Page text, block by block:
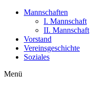
Mannschaften
I. Mannschaft
II. Mannschaft
Vorstand
Vereinsgeschichte
Soziales
Menü